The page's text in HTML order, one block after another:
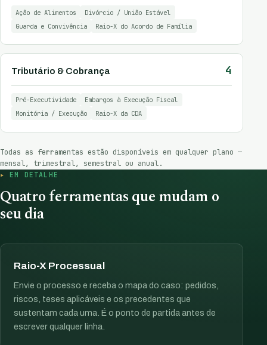
Ação de Alimentos
Divórcio / União Estável
Guarda e Convivência
Raio-X do Acordo de Família
Tributário & Cobrança 4
Pré-Executividade
Embargos à Execução Fiscal
Monitória / Execução
Raio-X da CDA
Todas as ferramentas estão disponíveis em qualquer plano —
mensal, trimestral, semestral ou anual.
EM DETALHE
Quatro ferramentas que mudam o
seu dia
Raio-X Processual
Envie o processo e receba o mapa do caso: pedidos,
riscos, teses aplicáveis e os precedentes que
sustentam cada uma. É o ponto de partida antes de
escrever qualquer linha.